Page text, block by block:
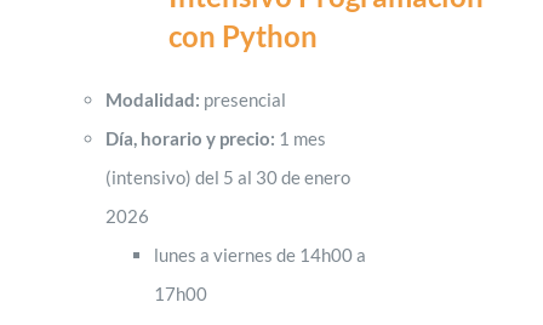
con Python
Modalidad: presencial
Día, horario y precio: 1 mes
(intensivo) del 5 al 30 de enero
2026
lunes a viernes de 14h00 a
17h00